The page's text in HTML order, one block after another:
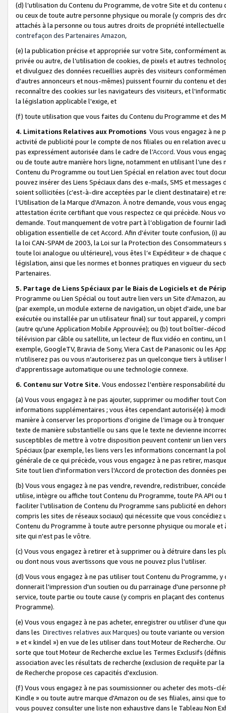
(d) l’utilisation du Contenu du Programme, de votre Site et du
ou ceux de toute autre personne physique ou morale (y compris des
attachés à la personne ou tous autres droits de propriété
contrefaçon des Partenaires Amazon,
(e) la publication précise et appropriée sur votre Site, conformément
privée ou autre, de l’utilisation de cookies, de pixels et autres
et divulguez des données recueillies auprès des visiteurs
d’autres annonceurs et nous-mêmes) puissent fournir du contenu et
reconnaître des cookies sur les navigateurs des visiteurs, et
la législation applicable l'exige, et
(f) toute utilisation que vous faites du Contenu du Programme et des
4. Limitations Relatives aux Promotions Vous vous engagez à ne
activité de publicité pour le compte de nos filiales ou en relation avec
pas expressément autorisée dans le cadre de l’Accord. Vous vous
ou de toute autre manière hors ligne, notamment en utilisant l’une
Contenu du Programme ou tout Lien Spécial en relation avec tout
pouvez insérer des Liens Spéciaux dans des e-mails, SMS et
soient sollicitées (c’est-à-dire acceptées par le client destinataire) et
l’Utilisation de la Marque d’Amazon. À notre demande, vous vous
attestation écrite certifiant que vous respectez ce qui précède. Nous
demande. Tout manquement de votre part à l’obligation de fournir
obligation essentielle de cet Accord. Afin d’éviter toute confusion, (i)
la loi CAN-SPAM de 2003, la Loi sur la Protection des
toute loi analogue ou ultérieure), vous êtes l’« Expéditeur » de
législation, ainsi que les normes et bonnes pratiques en vigueur du
Partenaires.
5. Partage de Liens Spéciaux par le Biais de Logiciels et de
Programme ou Lien Spécial ou tout autre lien vers un Site d'Amazon,
(par exemple, un module externe de navigation, un objet d'aide, une
exécutée ou installée par un utilisateur final) sur tout appareil, y
(autre qu'une Application Mobile Approuvée); ou (b) tout boîtier-
télévision par câble ou satellite, un lecteur de flux vidéo en continu,
exemple, GoogleTV, Bravia de Sony, Viera Cast de Panasonic ou les
n’utiliserez pas ou vous n’autoriserez pas un quelconque tiers à
d'apprentissage automatique ou une technologie connexe.
6. Contenu sur Votre Site. Vous endossez l'entière responsabilité
(a) Vous vous engagez à ne pas ajouter, supprimer ou modifier tout
informations supplémentaires ; vous êtes cependant autorisé(e) à
manière à conserver les proportions d’origine de l’image ou à
texte de manière substantielle ou sans que le texte ne devienne
susceptibles de mettre à votre disposition peuvent contenir un lien
Spéciaux (par exemple, les liens vers les informations concernant la
générale de ce qui précède, vous vous engagez à ne pas retirer,
Site tout lien d'information vers l'Accord de protection des données
(b) Vous vous engagez à ne pas vendre, revendre, redistribuer,
utilise, intègre ou affiche tout Contenu du Programme, toute PA API
faciliter l'utilisation de Contenu du Programme sans publicité en
compris les sites de réseaux sociaux) qui nécessite que vous
Contenu du Programme à toute autre personne physique ou morale
site qui n'est pas le vôtre.
(c) Vous vous engagez à retirer et à supprimer ou à détruire dans les
ou dont nous vous avertissons que vous ne pouvez plus l'utiliser.
(d) Vous vous engagez à ne pas utiliser tout Contenu du Programme,
donnerait l'impression d'un soutien ou du parrainage d'une personne
service, toute partie ou toute cause (y compris en plaçant des
Programme).
(e) Vous vous engagez à ne pas acheter, enregistrer ou utiliser d’une
dans les Directives relatives aux Marques) ou toute variante ou
» et « kindel ») en vue de les utiliser dans tout Moteur de Recherche.
sorte que tout Moteur de Recherche exclue les Termes Exclusifs
association avec les résultats de recherche (exclusion de requête
de Recherche propose ces capacités d'exclusion.
(f) Vous vous engagez à ne pas soumissionner ou acheter des mots-
Kindle » ou toute autre marque d'Amazon ou de ses filiales, ainsi que
vous pouvez consulter une liste non exhaustive dans le Tableau Non